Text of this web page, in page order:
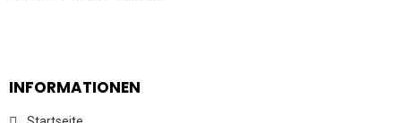
INFORMATIONEN